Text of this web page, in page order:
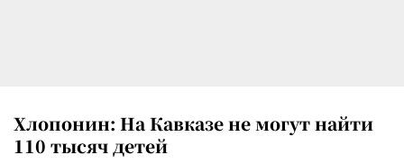
Хлопонин: На Кавказе не могут найти
110 тысяч детей